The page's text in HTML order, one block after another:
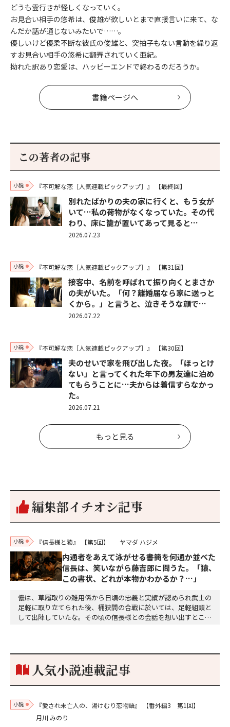
どうも雲行きが怪しくなっていく。
お見合い相手の悠希は、俊雄が欲しいとまで直接言いに来て、な
んだか話が通じないみたいで……。
優しいけど優柔不断な彼氏の俊雄と、突拍子もない言動を繰り返
すお見合い相手の悠希に翻弄されていく亜紀。
拗れた訳あり恋愛は、ハッピーエンドで終わるのだろうか。
書籍ページへ
この著者の記事
小説 『不可解な恋［人気連載ピックアップ］』 【最終回】
別れたばかりの夫の家に行くと、もう女が
いて…私の荷物がなくなっていた。その代
わり、床に籠が置いてあって見ると…
2026.07.23
小説 『不可解な恋［人気連載ピックアップ］』 【第31回】
接客中、名前を呼ばれて振り向くとまさか
の夫がいた。「何？離婚届なら家に送っと
くから。」と言うと、泣きそうな顔で…
2026.07.22
小説 『不可解な恋［人気連載ピックアップ］』 【第30回】
夫のせいで家を飛び出した夜。「ほっとけ
ない」と言ってくれた年下の男友達に泊め
てもらうことに…夫からは着信すらなかっ
た。
2026.07.21
もっと見る
編集部イチオシ記事
小説 『信長様と猿』 【第5回】 ヤマダ ハジメ
内通者をあえて泳がせる――書簡を何通か並べた
信長は、笑いながら藤吉郎に問うた。「猿、
この書状、どれが本物かわかるか？…」
儂は、草履取りの雑用係から日頃の忠義と実績が認められ武士の
足軽に取り立てられた後、桶狭間の合戦に於いては、足軽組頭と
して出陣していたな。その頃の信長様との会話を想い出すとこん
り。どうして勝てたのか、未だにわかりません。…
人気小説連載記事
小説 『愛され未亡人の、湯けむり恋物語』
【番外編3 第1回】
月川 みのり